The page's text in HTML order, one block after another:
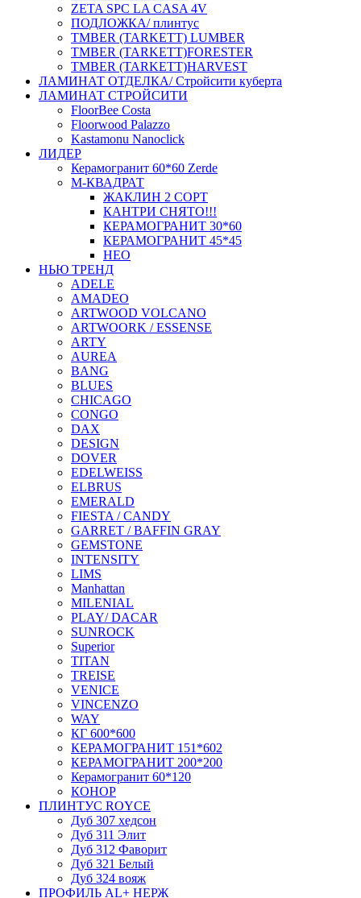
ZETA SPC LA CASA 4V
ПОДЛОЖКА/ плинтус
ТMBER (TARKETT) LUMBER
ТMBER (TARKETT)FORESTER
ТMBER (TARKETT)HARVEST
ЛАМИНАТ ОТДЕЛКА/ Стройсити куберта
ЛАМИНАТ СТРОЙСИТИ
FloorBee Costa
Floorwood Palazzo
Kastamonu Nanoclick
ЛИДЕР
Керамогранит 60*60 Zerde
М-КВАДРАТ
ЖАКЛИН 2 СОРТ
КАНТРИ СНЯТО!!!
КЕРАМОГРАНИТ 30*60
КЕРАМОГРАНИТ 45*45
НЕО
НЬЮ ТРЕНД
ADELE
AMADEO
ARTWOOD VOLCANO
ARTWOORK / ESSENSE
ARTY
AUREA
BANG
BLUES
CHICAGO
CONGO
DAX
DESIGN
DOVER
EDELWEISS
ELBRUS
EMERALD
FIESTA / CANDY
GARRET / BAFFIN GRAY
GEMSTONE
INTENSITY
LIMS
Manhattan
MILENIAL
PLAY/ DACAR
SUNROCK
Superior
TITAN
TREISE
VENICE
VINCENZO
WAY
КГ 600*600
КЕРАМОГРАНИТ 151*602
КЕРАМОГРАНИТ 200*200
Керамогранит 60*120
КОНОР
ПЛИНТУС ROYCE
Дуб 307 хедсон
Дуб 311 Элит
Дуб 312 Фаворит
Дуб 321 Белый
Дуб 324 вояж
ПРОФИЛЬ AL+ НЕРЖ